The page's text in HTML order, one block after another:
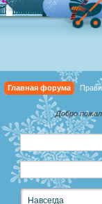
Главная форума
Добро